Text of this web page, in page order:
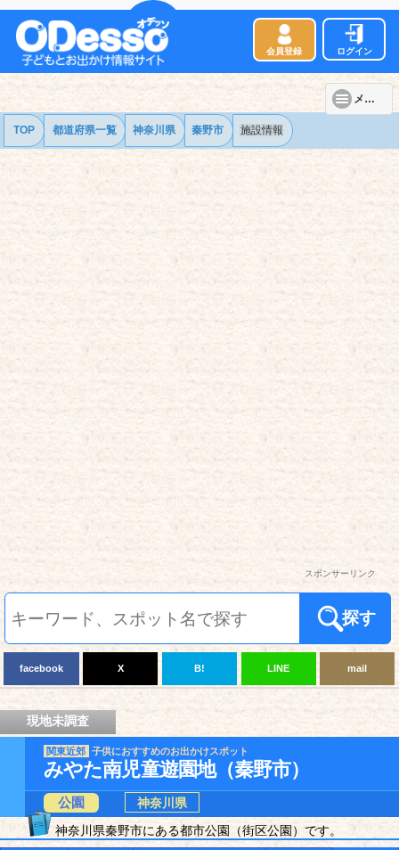
会員登録 ログイン
メニュー
TOP 都道府県一覧 神奈川県 秦野市 施設情報
スポンサーリンク
探す
facebook X B! LINE mail
現地未調査
関東近郊 子供におすすめのお出かけスポット
みやた南児童遊園地（秦野市）
公園
神奈川県
神奈川県秦野市にある都市公園（街区公園）です。